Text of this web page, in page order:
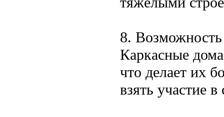
8. Возможность
Каркасные
что делает их
взять участие